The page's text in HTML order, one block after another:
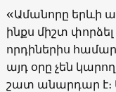
«Ամանորը երևի
ինքս միշտ
որդիներիս
այդ օրը չեն
շատ անարդար է։